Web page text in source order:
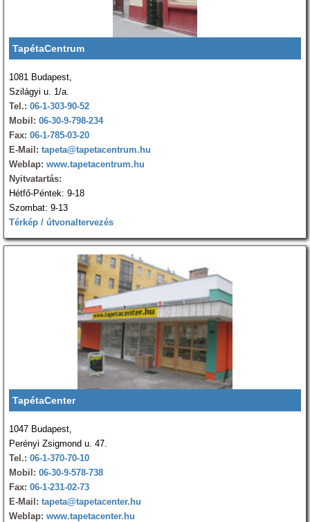
TapétaCentrum
1081 Budapest,
Szilágyi u. 1/a.
Tel.: 06-1-303-90-52
Mobil: 06-30-9-798-234
Fax: 06-1-785-03-20
E-Mail: tapeta@tapetacentrum.hu
Weblap: www.tapetacentrum.hu
Nyitvatartás:
Hétfő-Péntek: 9-18
Szombat: 9-13
Térkép / útvonaltervezés
TapétaCenter
1047 Budapest,
Perényi Zsigmond u. 47.
Tel.: 06-1-370-70-10
Mobil: 06-30-9-578-738
Fax: 06-1-231-02-73
E-Mail: tapeta@tapetacenter.hu
Weblap: www.tapetacenter.hu